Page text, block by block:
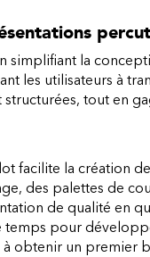
la
les utilisateurs à
tout en
facilite la création
des palettes de
de qualité en
pour
obtenir un premier